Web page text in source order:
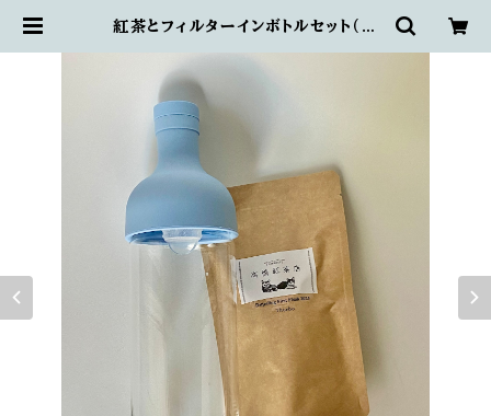
紅茶とフィルターインボトルセット（一
高橋紅茶店